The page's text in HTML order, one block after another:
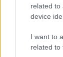
related to
device
I want to
related to